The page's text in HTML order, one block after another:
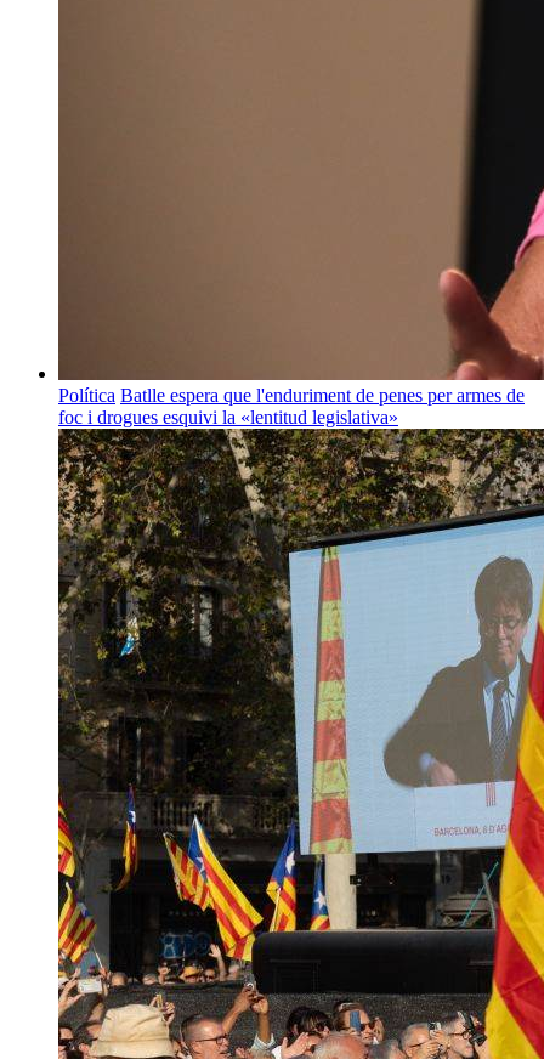
Política Batlle espera que l'enduriment de penes per armes de
foc i drogues esquivi la «lentitud legislativa»